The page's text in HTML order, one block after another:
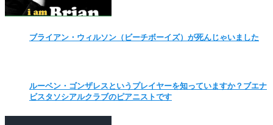
ブライアン・ウィルソン（ビーチボーイズ）が死んじゃいました
ルーベン・ゴンザレスというプレイヤーを知っていますか？ブエナ
ビスタソシアルクラブのピアニストです